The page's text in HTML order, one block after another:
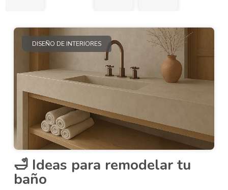
DISEÑO DE INTERIORES
🛁 Ideas para remodelar tu
baño